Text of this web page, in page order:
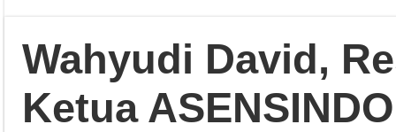
Wahyudi David,
Ketua ASENSINDO